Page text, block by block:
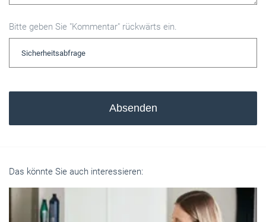
Bitte geben Sie "Kommentar" rückwärts ein.
Absenden
Das könnte Sie auch interessieren: